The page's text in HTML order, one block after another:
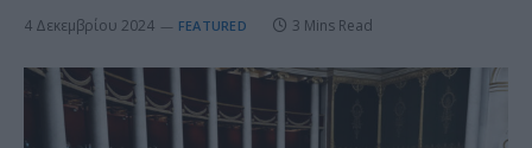
4 Δεκεμβρίου 2024 FEATURED 3 Mins Read